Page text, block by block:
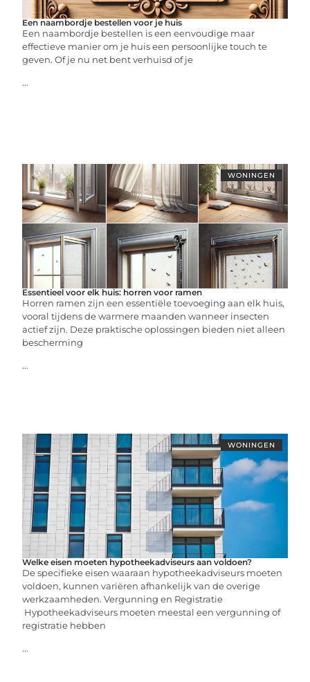
Een naambordje bestellen voor je huis
Een naambordje bestellen is een eenvoudige maar
effectieve manier om je huis een persoonlijke touch te
geven. Of je nu net bent verhuisd of je
...
WONINGEN
Essentieel voor elk huis: horren voor ramen
Horren ramen zijn een essentiële toevoeging aan elk huis,
vooral tijdens de warmere maanden wanneer insecten
actief zijn. Deze praktische oplossingen bieden niet alleen
bescherming
...
WONINGEN
Welke eisen moeten hypotheekadviseurs aan voldoen?
De specifieke eisen waaraan hypotheekadviseurs moeten
voldoen, kunnen variëren afhankelijk van de overige
werkzaamheden. Vergunning en Registratie
Hypotheekadviseurs moeten meestal een vergunning of
registratie hebben
...